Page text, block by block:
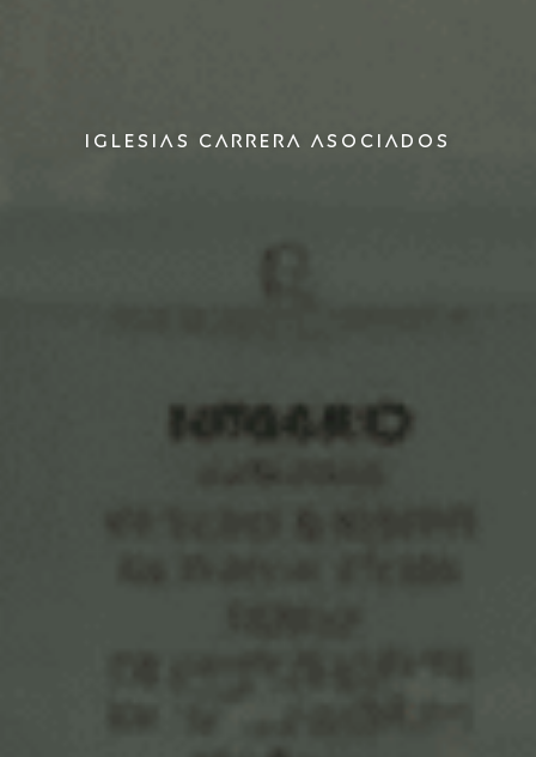
Iglesias Carrera asociados